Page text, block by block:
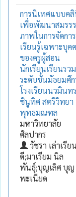
การนิเทศแบบค
เพื่อพัฒนาสมรร
ภาพในการจัดการ
เรียนรู้เฉพาะบุค
ของครูผู้สอน
นักเรียนเรียนรวม
ระดับชั้นมัธยมศึ
โรงเรียนนวมินท
ชินูทิศ สตรีวิทยา
พุทธมณฑล
มหาวิทยาลัย
ศิลปากร
วัชรา เล่าเรียน
ดี;มาเรียม นิล
พันธุ์;บุญเลิศ บุญ
พะเนียด